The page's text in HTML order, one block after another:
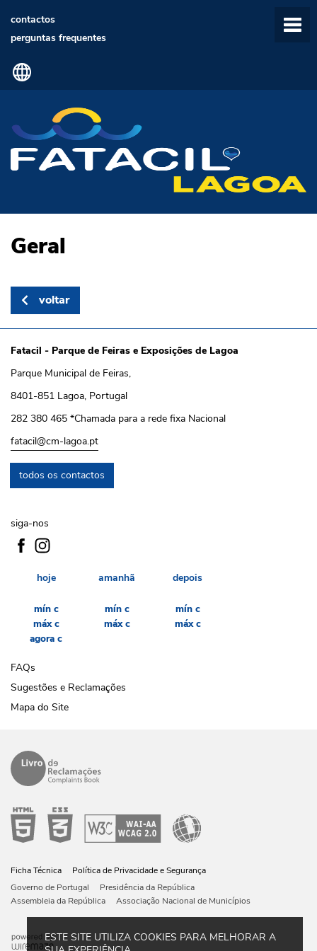
contactos
perguntas frequentes
Geral
voltar
Fatacil - Parque de Feiras e Exposições de Lagoa
Parque Municipal de Feiras,
8401-851 Lagoa, Portugal
282 380 465 *Chamada para a rede fixa Nacional
fatacil@cm-lagoa.pt
todos os contactos
siga-nos
hoje
mín c
máx c
agora c
amanhã
mín c
máx c
depois
mín c
máx c
FAQs
Sugestões e Reclamações
Mapa do Site
Ficha Técnica
Política de Privacidade e Segurança
Governo de Portugal
Presidência da República
Assembleia da República
Associação Nacional de Municípios
ESTE SITE UTILIZA COOKIES PARA MELHORAR A